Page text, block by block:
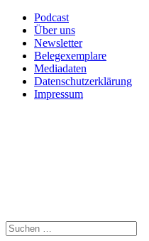
Podcast
Über uns
Newsletter
Belegexemplare
Mediadaten
Datenschutzerklärung
Impressum